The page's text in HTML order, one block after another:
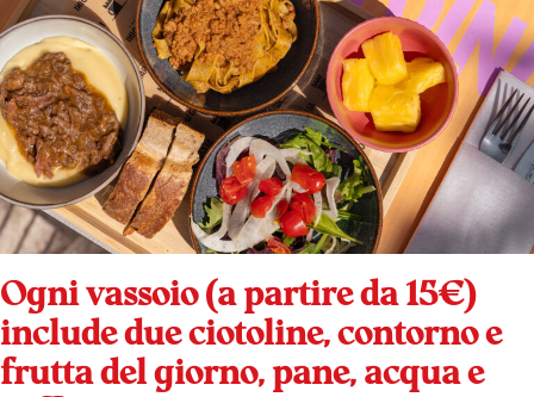
Ogni vassoio (a partire da 15€)
include due ciotoline, contorno e
frutta del giorno, pane, acqua e